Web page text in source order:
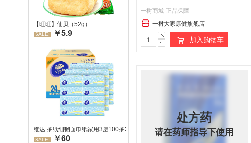
【旺旺】仙贝（52g）
SALE: ￥5.9
维达 抽纸细韧面巾纸家用3层100抽24包/箱 超值装 偏远地区不发货偏远地区:(含新
SALE: ￥60
一树商城-正品保障
一树大家康健旗舰店
加入购物车
处方药
请在药师指导下使用